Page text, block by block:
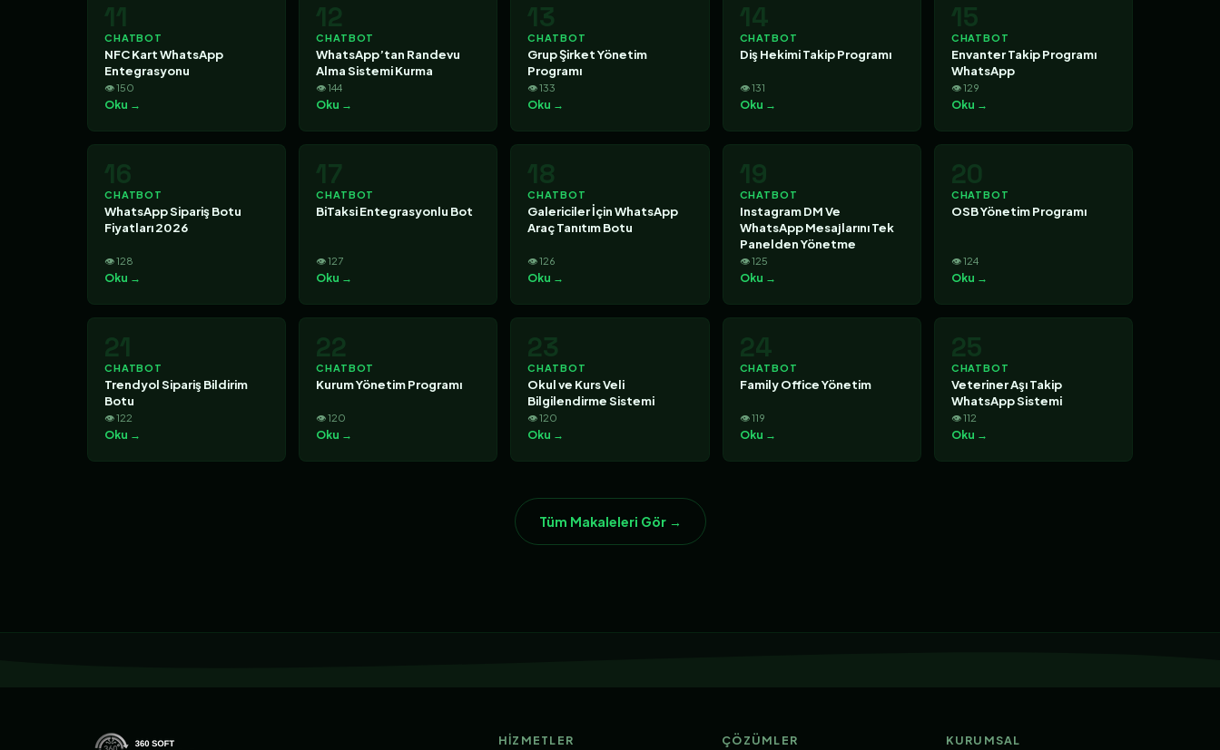
11
CHATBOT
NFC Kart WhatsApp
Entegrasyonu
👁 150
Oku →
12
CHATBOT
WhatsApp’tan Randevu
Alma Sistemi Kurma
👁 144
Oku →
13
CHATBOT
Grup Şirket Yönetim
Programı
👁 133
Oku →
14
CHATBOT
Diş Hekimi Takip Programı
👁 131
Oku →
15
CHATBOT
Envanter Takip Programı
WhatsApp
👁 129
Oku →
16
CHATBOT
WhatsApp Sipariş Botu
Fiyatları 2026
👁 128
Oku →
17
CHATBOT
BiTaksi Entegrasyonlu Bot
👁 127
Oku →
18
CHATBOT
Galericiler İçin WhatsApp
Araç Tanıtım Botu
👁 126
Oku →
19
CHATBOT
Instagram DM Ve
WhatsApp Mesajlarını Tek
Panelden Yönetme
👁 125
Oku →
20
CHATBOT
OSB Yönetim Programı
👁 124
Oku →
21
CHATBOT
Trendyol Sipariş Bildirim
Botu
👁 122
Oku →
22
CHATBOT
Kurum Yönetim Programı
👁 120
Oku →
23
CHATBOT
Okul ve Kurs Veli
Bilgilendirme Sistemi
👁 120
Oku →
24
CHATBOT
Family Office Yönetim
👁 119
Oku →
25
CHATBOT
Veteriner Aşı Takip
WhatsApp Sistemi
👁 112
Oku →
Tüm Makaleleri Gör →
HIZMETLER ÇÖZÜMLER KURUMSAL